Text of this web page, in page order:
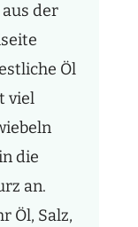
der
Öl
viel
die
an.
Öl, Salz,